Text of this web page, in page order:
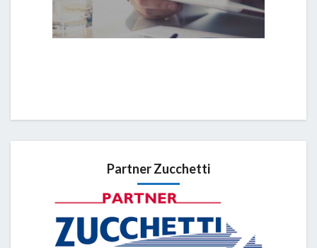
Partner Zucchetti